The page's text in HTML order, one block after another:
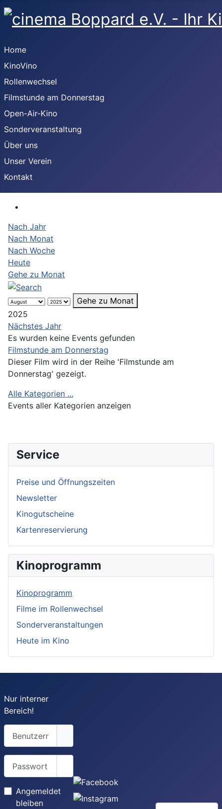
Home
KinoVino
Rollenwechsel
Filmstunde am Donnerstag
Open-Air-Kino
Sonderveranstaltung
Über uns
Unser Verein
Kontakt
Nach Jahr
Nach Monat
Nach Woche
Heute
Gehe zu Monat
Gehe zu Monat
2025
Nächstes Jahr
Es wurden keine Events gefunden
Limite der Paginierungsliste
Filmstunde am Donnerstag
Dieser Film wird in der Reihe 'Filmstunde am
Donnerstag' gezeigt.
Alle Kategorien ...
Events aller Kategorien anzeigen
Service
Preise und Öffnungszeiten
Newsletter
Kinogutscheine
Kartenreservierung
Kinoprogramm
Kinoprogramm
Filme im Rollenwechsel
Sonderveranstaltungen
Heute im Kino
Nur interner
Bereich!
Benutzername
Angemeldet
bleiben